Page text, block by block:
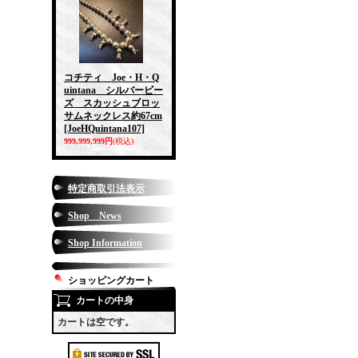
コチティ Joe・H・Q
uintana シルバービー
ズ スカッシュブロッ
サムネックレス約67cm
[JoeHQuintana107]
999,999,999円(税込)
特定商取引法表示
Shop News
Shop Information
ショッピングカート
カートの中身
カートは空です。